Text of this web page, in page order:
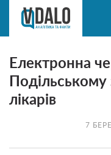
7
Електронна
лікарів